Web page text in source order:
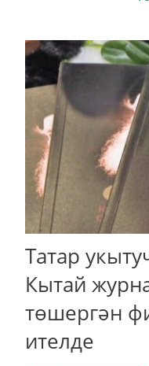
Татар
Кытай
төшергән
ителде